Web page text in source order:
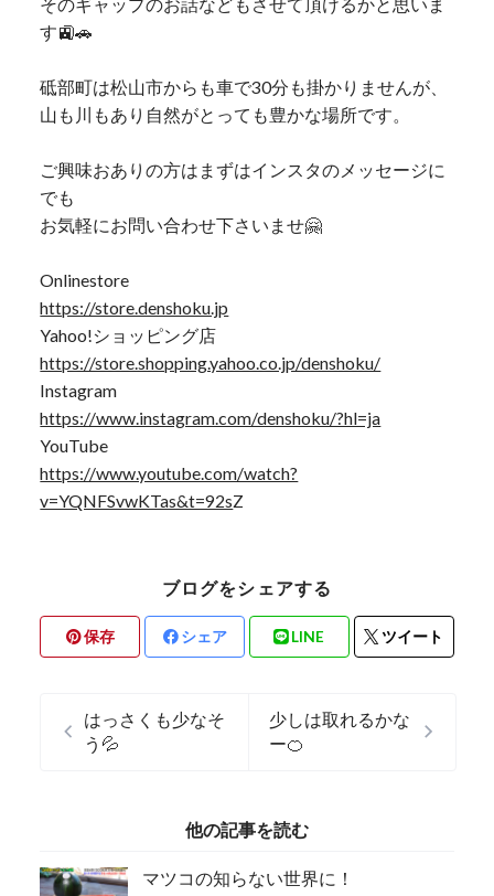
す🚉🚗
砥部町は松山市からも車で30分も掛かりませんが、
山も川もあり自然がとっても豊かな場所です。
ご興味おありの方はまずはインスタのメッセージに
でも
お気軽にお問い合わせ下さいませ🤗
Onlinestore
https://store.denshoku.jp
Yahoo!ショッピング店
https://store.shopping.yahoo.co.jp/denshoku/
Instagram
https://www.instagram.com/denshoku/?hl=ja
YouTube
https://www.youtube.com/watch?
v=YQNFSvwKTas&t=92sZ
ブログをシェアする
保存 シェア LINE ツイート
はっさくも少なそ
う💦
少しは取れるかな
ー🍊
他の記事を読む
マツコの知らない世界に！